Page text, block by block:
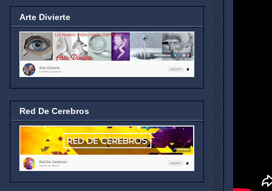
Arte Divierte
Red De Cerebros